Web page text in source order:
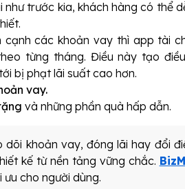
như trước kia, khách hàng có thể
cạnh các khoản vay thì app tài
từng tháng. Điều này tạo
bị phạt lãi suất cao hơn.
vay.
và những phần quà hấp dẫn.
dõi khoản vay, đóng lãi hay đổi
kế từ nền tảng vững chắc.
cho người dùng.